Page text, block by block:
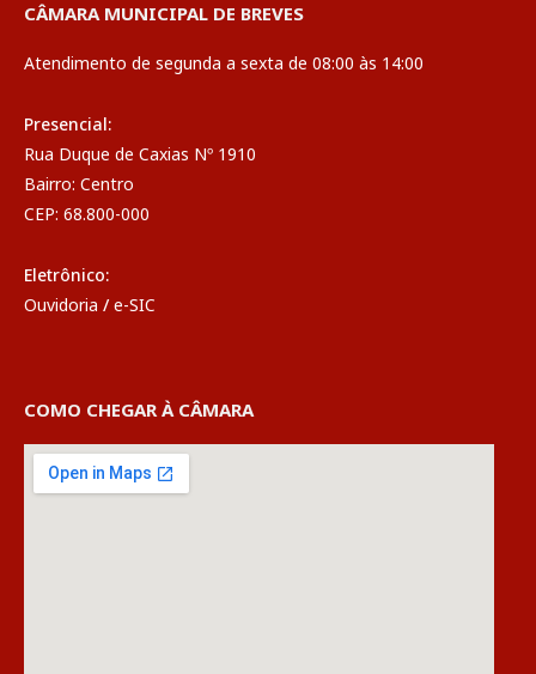
CÂMARA MUNICIPAL DE BREVES
Atendimento de segunda a sexta de 08:00 às 14:00
Presencial:
Rua Duque de Caxias Nº 1910
Bairro: Centro
CEP: 68.800-000
Eletrônico:
Ouvidoria / e-SIC
COMO CHEGAR À CÂMARA